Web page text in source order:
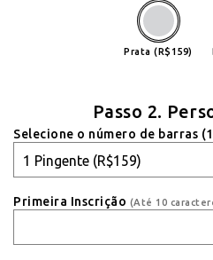
Prata (R$159)
Passo 2.
Selecione o número de barras
Primeira Inscrição (Até 10